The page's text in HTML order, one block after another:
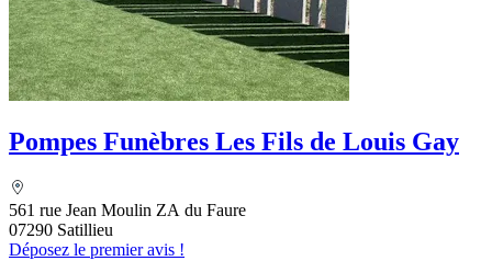
Pompes Funèbres Les Fils de Louis Gay
561 rue Jean Moulin ZA du Faure
07290 Satillieu
Déposez le premier avis !